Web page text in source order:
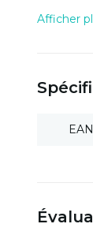
Afficher
EAN